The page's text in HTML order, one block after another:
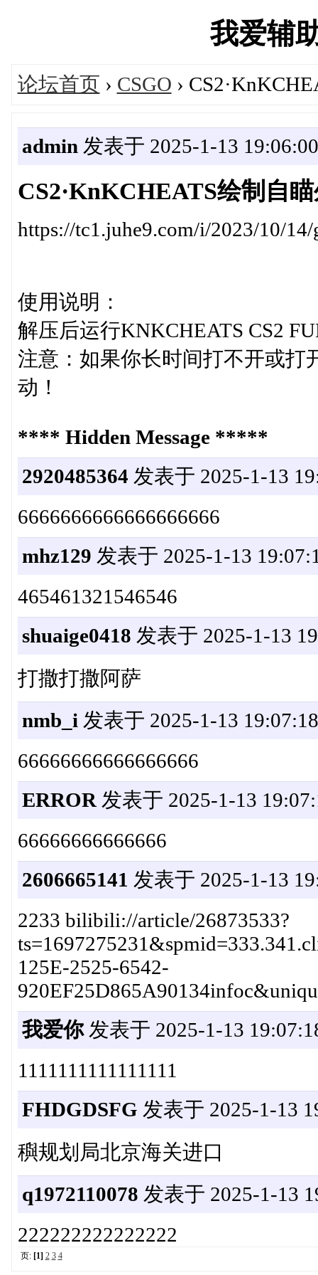
我爱辅
论坛首页 › CSGO ›
admin 发表于 2025-1-13 19:06:00
CS2·KnKCHEATS绘制自
https://tc1.juhe9.com/i/2023/10/
使用说明：
解压后运行KNKCHEATS CS2
注意：如果你长时间打不开或打
动！
**** Hidden Message *****
2920485364 发表于 2025-1-13
6666666666666666666
mhz129 发表于 2025-1-13
465461321546546
shuaige0418 发表于 2025-1-13
打撒打撒阿萨
nmb_i 发表于 2025-1-13 19:07:18
66666666666666666
ERROR发表于 2025-1-13
66666666666666
2606665141 发表于 2025-1-13
2233 bilibili://article/26873533?
125E-2525-6542-
我爱你发表于 2025-1-13
1111111111111111
FHDGDSFG 发表于 2025-1-13
穥规划局北京海关进口
q1972110078 发表于 2025-1-13
222222222222222
页: [1] 2 3 4